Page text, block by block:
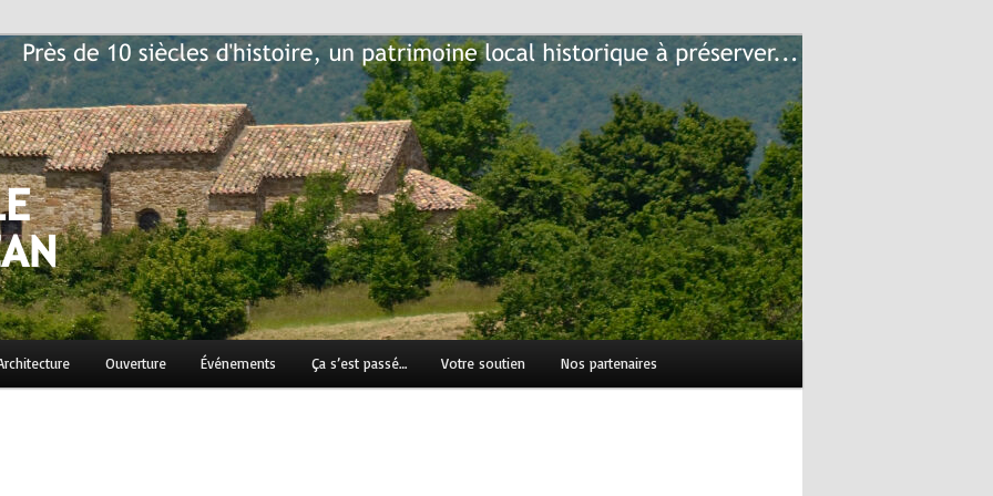
patrimoine local historique à préserver…
Ouverture Événements Ça s’est passé… Votre soutien Nos partenaires